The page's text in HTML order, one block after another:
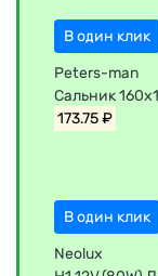
В один клик
Peters-man
Сальник
173.75 ₽
В один клик
Neolux